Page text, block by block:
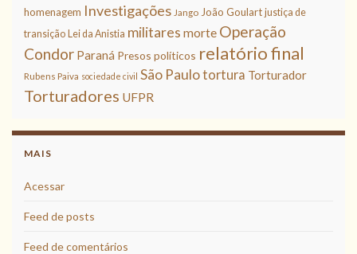
homenagem Investigações Jango João Goulart justiça de
transição Lei da Anistia militares morte Operação
Condor Paraná Presos políticos relatório final
Rubens Paiva sociedade civil São Paulotortura Torturador
Torturadores UFPR
MAIS
Acessar
Feed de posts
Feed de comentários